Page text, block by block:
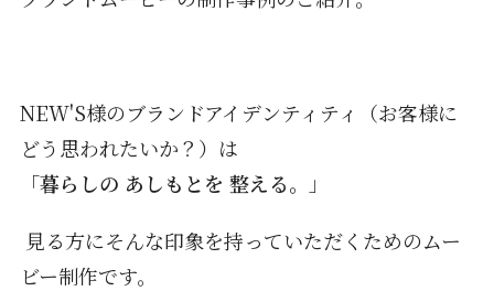
NEW'S様のブランドアイデンティティ（お客様に
どう思われたいか？）は
「暮らしの あしもとを 整える。
」
見る方にそんな印象を持っていただくためのムー
ビー制作です。